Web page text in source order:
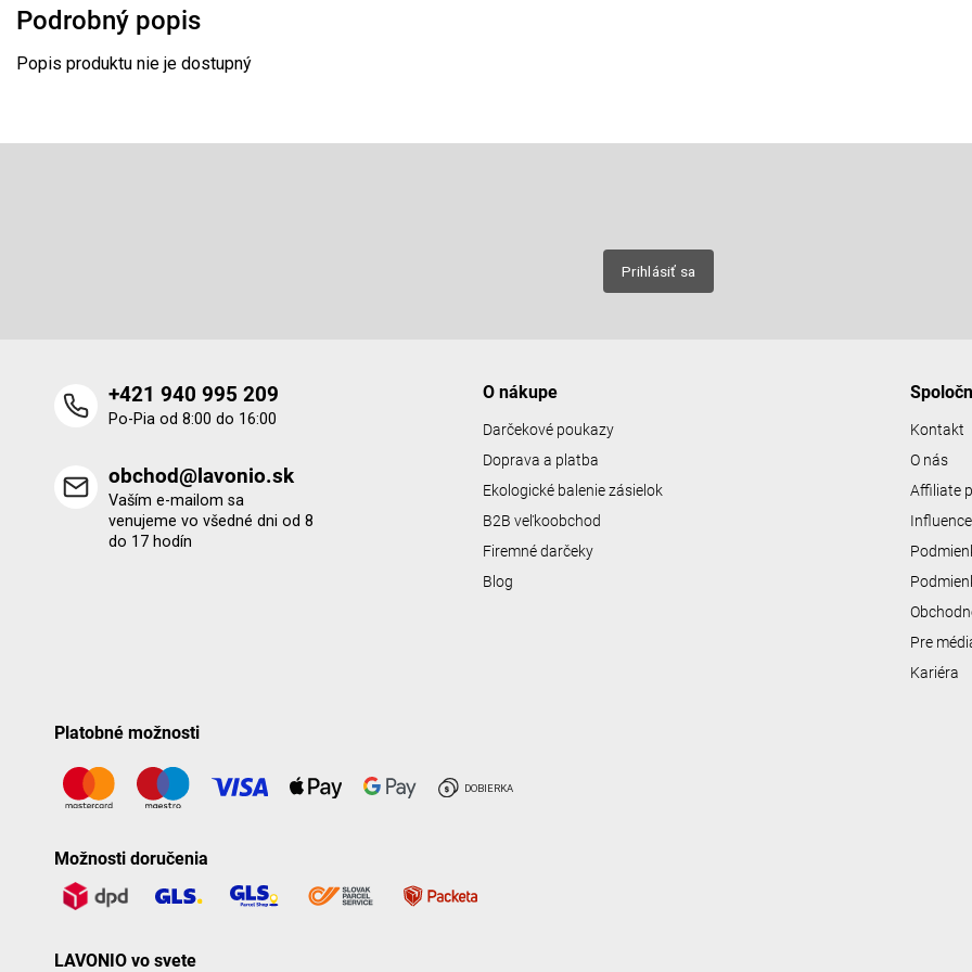
Podrobný popis
Popis produktu nie je dostupný
Prihlásiť sa
+421 940 995 209
Po-Pia od 8:00 do 16:00
obchod@lavonio.sk
Vaším e-mailom sa
venujeme vo všedné dni od 8
do 17 hodín
O nákupe
Darčekové poukazy
Doprava a platba
Ekologické balenie zásielok
B2B veľkoobchod
Firemné darčeky
Blog
Kontakt
O nás
Affiliate
Pre
Kariéra
Platobné možnosti
Možnosti doručenia
LAVONIO vo svete